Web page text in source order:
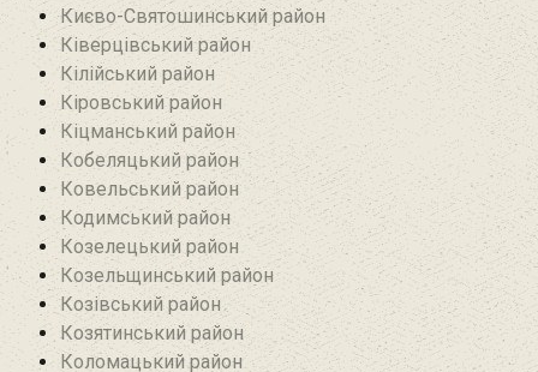
Києво-Святошинський район
Ківерцівський район‎
Кілійський район
Кіровський район
Кіцманський район
Кобеляцький район‎
Ковельський район
Кодимський район
Козелецький район
Козельщинський район
Козівський район
Козятинський район
Коломацький район